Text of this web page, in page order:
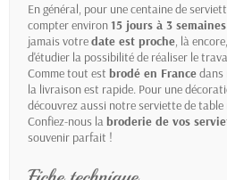
En général, pour une centaine de
compter environ15 jours à 3 semaines
jamais votredate est proche, là encore,
d'étudier la possibilité de réaliser le
Comme tout est brodé en Francedans
la livraison est rapide. Pour une
découvrez aussi notre serviette de
Confiez-nous la broderie de vos
souvenir parfait !